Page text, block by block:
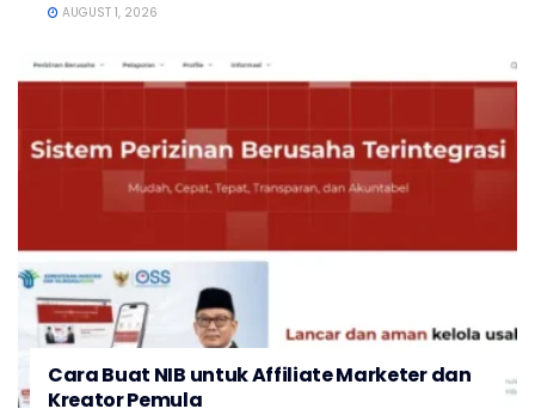
AUGUST 1, 2026
Cara Buat NIB untuk Affiliate Marketer dan
Kreator Pemula